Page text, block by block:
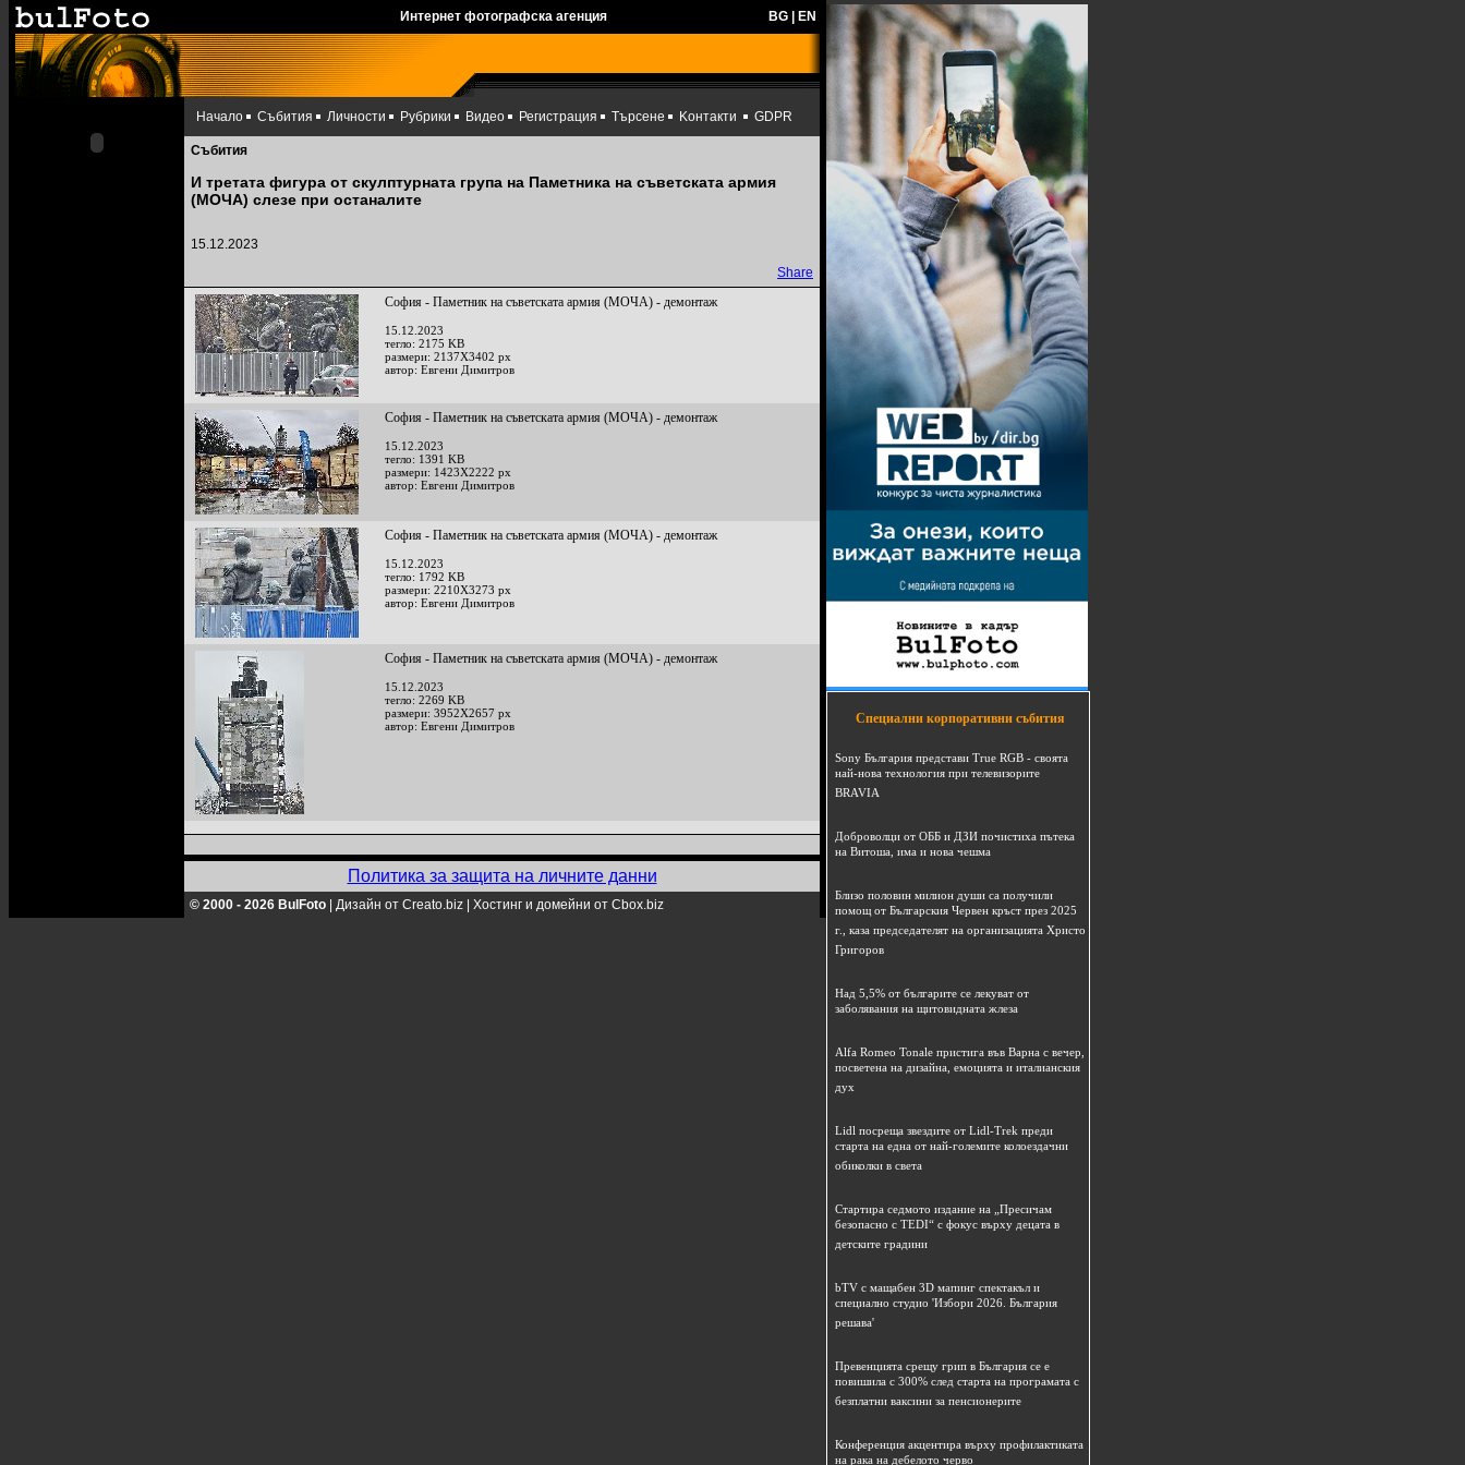
Интернет фотографска агенция BG EN
Начало Събития Личности Рубрики Видео Регистрация Търсене Kонтакти GDPR
Събития
И третата фигура от скулптурната група на Паметника на съветската армия
(МОЧА) слезе при останалите
15.12.2023
Share
София - Паметник на съветската армия (МОЧА) - демонтаж
15.12.2023
тегло: 2175 KB
размери: 2137X3402 px
автор: Евгени Димитров
София - Паметник на съветската армия (МОЧА) - демонтаж
15.12.2023
тегло: 1391 KB
размери: 1423X2222 px
автор: Евгени Димитров
София - Паметник на съветската армия (МОЧА) - демонтаж
15.12.2023
тегло: 1792 KB
размери: 2210X3273 px
автор: Евгени Димитров
София - Паметник на съветската армия (МОЧА) - демонтаж
15.12.2023
тегло: 2269 KB
размери: 3952X2657 px
автор: Евгени Димитров
Политика за защита на личните данни
© 2000 - 2026 BulFoto Дизайн от Creato.biz Хостинг и домейни от Cbox.biz
Специални корпоративни събития
Sony България представи True RGB - своята
най-нова технология при телевизорите
BRAVIA
Доброволци от ОББ и ДЗИ почистиха пътека
на Витоша, има и нова чешма
Близо половин милион души са получили
помощ от Българския Червен кръст през 2025
г., каза председателят на организацията Христо
Григоров
Над 5,5% от българите се лекуват от
заболявания на щитовидната жлеза
Alfa Romeo Tonale пристига във Варна с вечер,
посветена на дизайна, емоцията и италианския
дух
Lidl посреща звездите от Lidl-Trek преди
старта на една от най-големите колоездачни
обиколки в света
Стартира седмото издание на „Пресичам
безопасно с TEDI“ с фокус върху децата в
детските градини
bTV с мащабен 3D мапинг спектакъл и
специално студио 'Избори 2026. България
решава'
Превенцията срещу грип в България се е
повишила с 300% след старта на програмата с
безплатни ваксини за пенсионерите
Конференция акцентира върху профилактиката